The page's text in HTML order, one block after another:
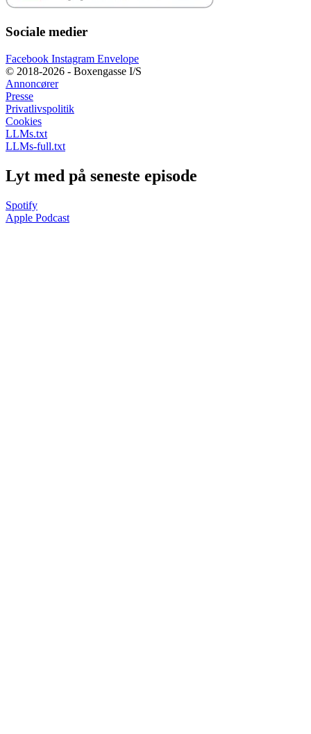
Sociale medier
Facebook Instagram Envelope
© 2018-2026 - Boxengasse I/S
Annoncører
Presse
Privatlivspolitik
Cookies
LLMs.txt
LLMs-full.txt
Lyt med på seneste episode
Spotify
Apple Podcast